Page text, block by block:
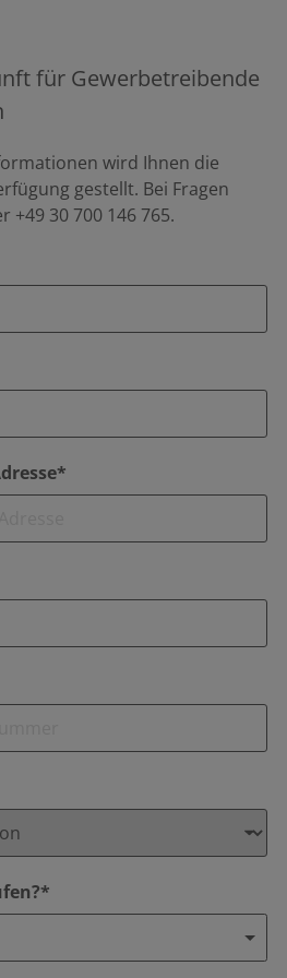
für Gewerbetreibende
wird Ihnen die
gestellt. Bei Fragen
+49 30 700 146 765.